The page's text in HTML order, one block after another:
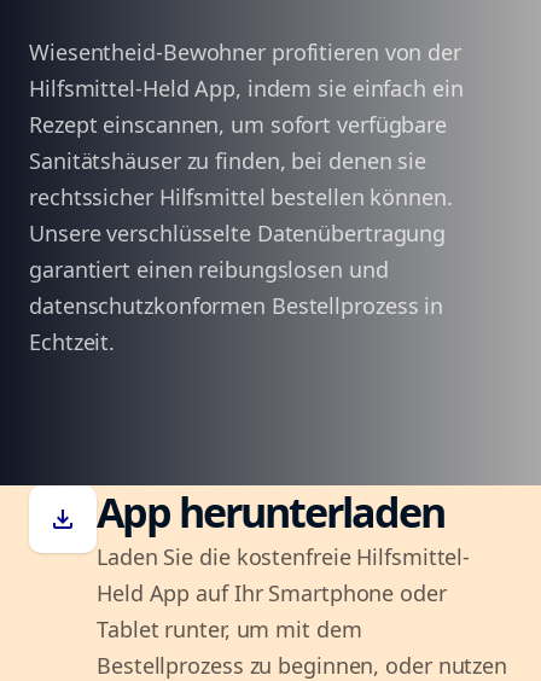
Wiesentheid-Bewohner profitieren von der
Hilfsmittel-Held App, indem sie einfach ein
Rezept einscannen, um sofort verfügbare
Sanitätshäuser zu finden, bei denen sie
rechtssicher Hilfsmittel bestellen können.
Unsere verschlüsselte Datenübertragung
garantiert einen reibungslosen und
datenschutzkonformen Bestellprozess in
Echtzeit.
download App herunterladen
Laden Sie die kostenfreie Hilfsmittel-
Held App auf Ihr Smartphone oder
Tablet runter, um mit dem
Bestellprozess zu beginnen, oder nutzen